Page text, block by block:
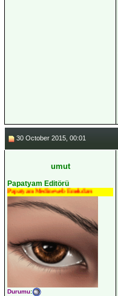
30 October 2015, 00:01
umut
Papatyam Editörü
Papatyam Medineweb Emekdarı
Durumu: